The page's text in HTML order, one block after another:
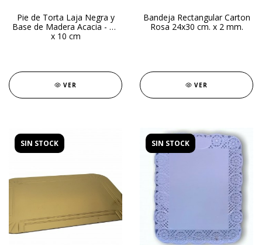
Pie de Torta Laja Negra y
Base de Madera Acacia - 24
x 10 cm
VER
Bandeja Rectangular Carton
Rosa 24x30 cm. x 2 mm.
VER
SIN STOCK SIN STOCK